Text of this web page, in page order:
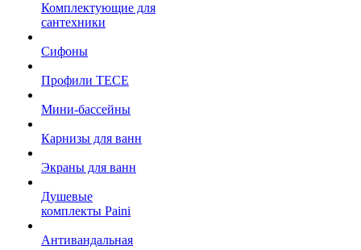
Комплектующие для
сантехники
Сифоны
Профили TECE
Мини-бассейны
Карнизы для ванн
Экраны для ванн
Душевые
комплекты Paini
Антивандальная